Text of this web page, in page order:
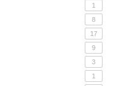
1
8
17
9
3
1